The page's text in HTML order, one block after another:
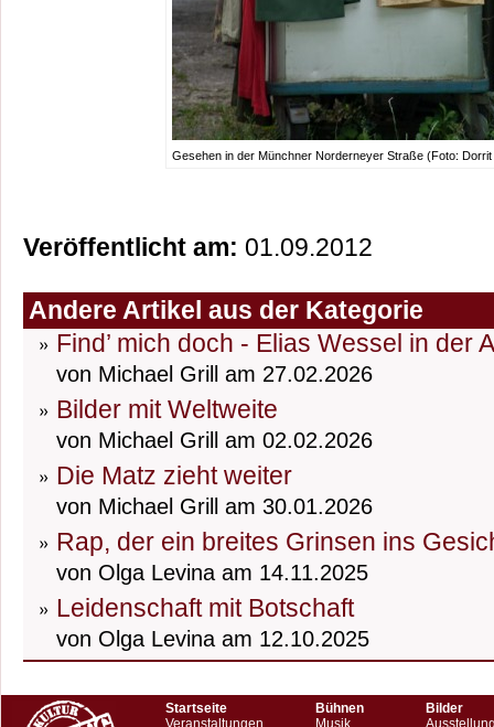
Gesehen in der Münchner Norderneyer Straße (Foto: Dorrit
Veröffentlicht am: 01.09.2012
Andere Artikel aus der Kategorie
Find’ mich doch - Elias Wessel in der
von Michael Grill am 27.02.2026
Bilder mit Weltweite
von Michael Grill am 02.02.2026
Die Matz zieht weiter
von Michael Grill am 30.01.2026
Rap, der ein breites Grinsen ins
von Olga Levina am 14.11.2025
Leidenschaft mit Botschaft
von Olga Levina am 12.10.2025
Startseite
Veranstaltungen
Bühnen
Musik
Bilder